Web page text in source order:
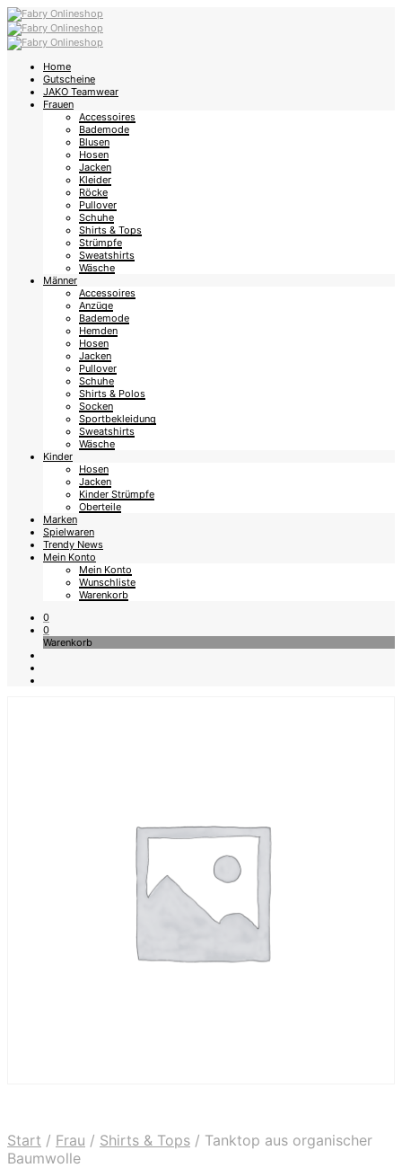
Home
Gutscheine
JAKO Teamwear
Frauen
Accessoires
Bademode
Blusen
Hosen
Jacken
Kleider
Röcke
Pullover
Schuhe
Shirts & Tops
Strümpfe
Sweatshirts
Wäsche
Männer
Accessoires
Anzüge
Bademode
Hemden
Hosen
Jacken
Pullover
Schuhe
Shirts & Polos
Socken
Sportbekleidung
Sweatshirts
Wäsche
Kinder
Hosen
Jacken
Kinder Strümpfe
Oberteile
Marken
Spielwaren
Trendy News
Mein Konto
Mein Konto
Wunschliste
Warenkorb
0
0
Warenkorb
Start / Frau / Shirts & Tops / Tanktop aus organischer
Baumwolle